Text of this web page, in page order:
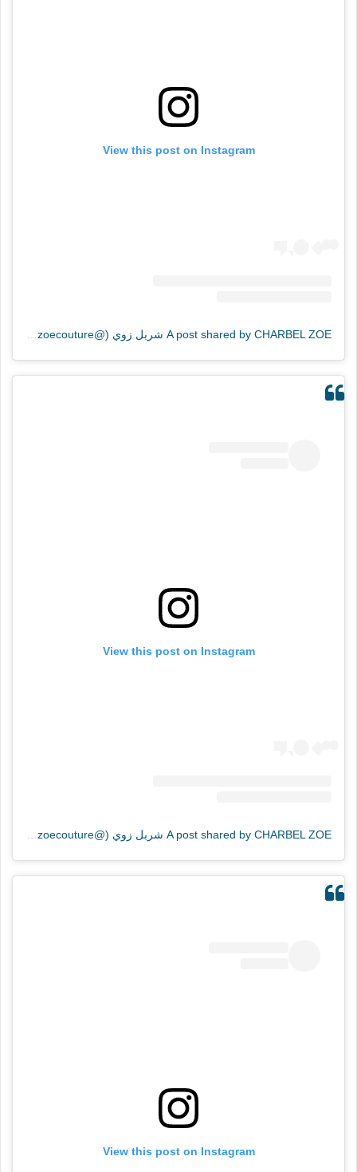
View this post on Instagram
View this post on Instagram
View this post on Instagram